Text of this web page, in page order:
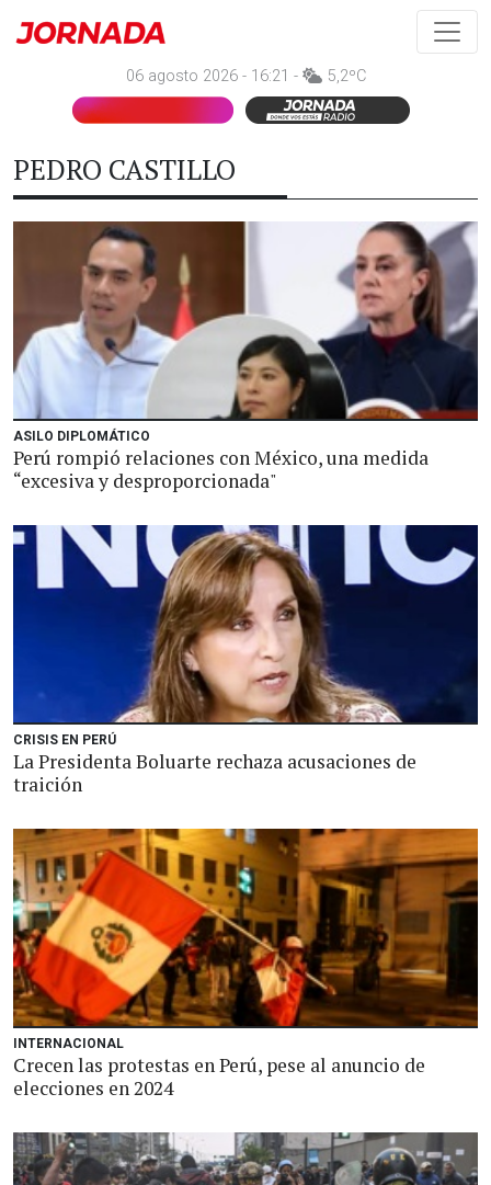
06 agosto 2026 - 16:21 - 5,2ºC
PEDRO CASTILLO
ASILO DIPLOMÁTICO
Perú rompió relaciones con México, una medida
“excesiva y desproporcionada"
CRISIS EN PERÚ
La Presidenta Boluarte rechaza acusaciones de
traición
INTERNACIONAL
Crecen las protestas en Perú, pese al anuncio de
elecciones en 2024